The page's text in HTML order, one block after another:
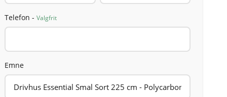
Telefon -Valgfrit
Emne